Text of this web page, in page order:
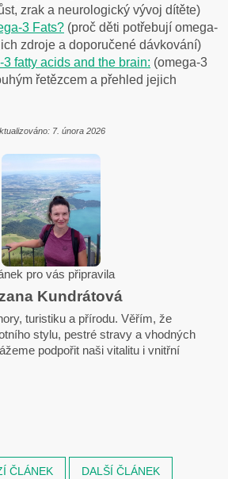
zrak a neurologický vývoj dítěte)
3 Fats? (proč děti potřebují omega-
zdroje a doporučené dávkování)
fatty acids and the brain: (omega-3
řetězcem a přehled jejich
7. února 2026
pro vás připravila
Kundrátová
turistiku a přírodu. Věřím, že
stylu, pestré stravy a vhodných
podpořit naši vitalitu i vnitřní
ČLÁNEK DALŠÍ ČLÁNEK